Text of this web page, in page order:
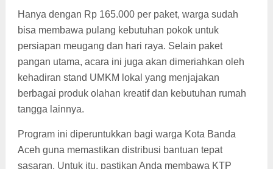
Hanya dengan Rp 165.000 per paket, warga sudah
bisa membawa pulang kebutuhan pokok untuk
persiapan meugang dan hari raya. Selain paket
pangan utama, acara ini juga akan dimeriahkan oleh
kehadiran stand UMKM lokal yang menjajakan
berbagai produk olahan kreatif dan kebutuhan rumah
tangga lainnya.
Program ini diperuntukkan bagi warga Kota Banda
Aceh guna memastikan distribusi bantuan tepat
sasaran. Untuk itu, pastikan Anda membawa KTP